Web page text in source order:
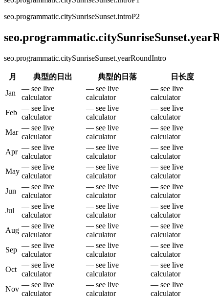
seo.programmatic.citySunriseSunset.introP2
seo.programmatic.citySunriseSunset.yearRoundIntro
月 典型的日出 典型的日落
日长度
Jan
— see live
calculator
— see live
calculator
— see live
calculator
Feb
— see live
calculator
— see live
calculator
— see live
calculator
Mar
— see live
calculator
— see live
calculator
— see live
calculator
Apr
— see live
calculator
— see live
calculator
— see live
calculator
May
— see live
calculator
— see live
calculator
— see live
calculator
Jun
— see live
calculator
— see live
calculator
— see live
calculator
Jul
— see live
calculator
— see live
calculator
— see live
calculator
Aug
— see live
calculator
— see live
calculator
— see live
calculator
Sep
— see live
calculator
— see live
calculator
— see live
calculator
Oct
— see live
calculator
— see live
calculator
— see live
calculator
Nov
— see live
calculator
— see live
calculator
— see live
calculator